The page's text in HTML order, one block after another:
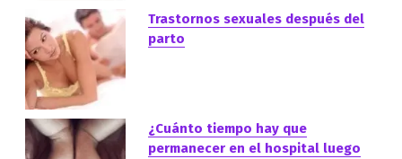
Trastornos sexuales después del
parto
¿Cuánto tiempo hay que
permanecer en el hospital luego